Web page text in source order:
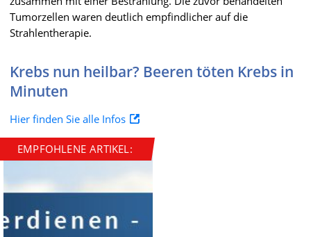
Tumorzellen waren deutlich empfindlicher auf die
Strahlentherapie.
Krebs nun heilbar? Beeren töten Krebs in
Minuten
Hier finden Sie alle Infos
EMPFOHLENE ARTIKEL: